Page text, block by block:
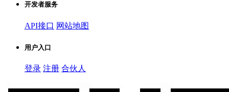
开发者服务
API接口 网站地图
用户入口
登录 注册 合伙人